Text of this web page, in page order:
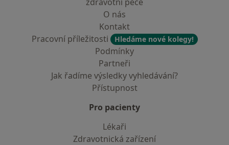
O nás
Kontakt
Pracovní příležitosti
Hledáme nové kolegy!
Podmínky
Partneři
Jak řadíme výsledky vyhledávání?
Přístupnost
Pro pacienty
Lékaři
Zdravotnická zařízení